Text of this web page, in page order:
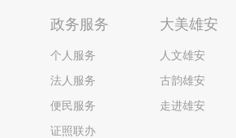
政务服务
个人服务
法人服务
便民服务
证照联办
大美雄安
人文雄安
古韵雄安
走进雄安